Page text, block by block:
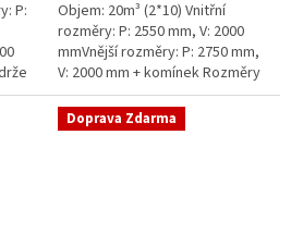
P:
Objem: 20m³ (2*10) Vnitřní
rozměry: P: 2550 mm, V: 2000
mmVnější rozměry: P: 2750 mm,
V: 2000 mm + komínek Rozměry
nádrže možno jakkoliv upravit -
vyrobíme nádrž na...
Doprava Zdarma